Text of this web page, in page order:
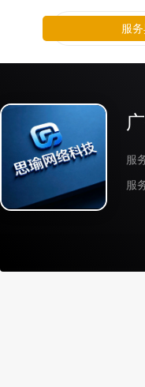
服
服
服